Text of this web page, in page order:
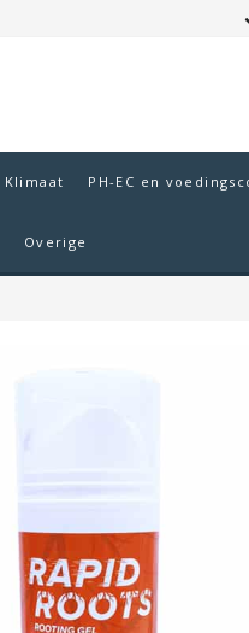
Klimaat PH-EC en
Overige